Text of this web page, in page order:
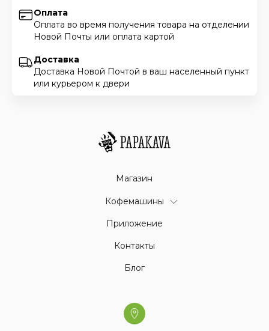
Оплата
Оплата во время получения товара на отделении
Новой Почты или оплата картой
Доставка
Доставка Новой Почтой в ваш населенный пункт
или курьером к двери
Магазин
Кофемашины
Приложение
Контакты
Блог